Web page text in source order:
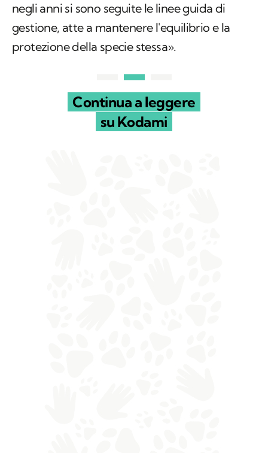
negli anni si sono seguite le linee guida di
gestione, atte a mantenere l'equilibrio e la
protezione della specie stessa».
Continua a leggere
su Kodami